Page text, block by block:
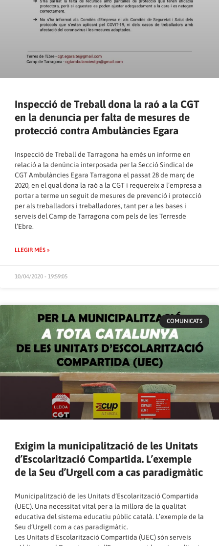
Inspecció de Treball dona la raó a la CGT
en la denuncia per falta de mesures de
protecció contra Ambulàncies Egara
Inspecció de Treball de Tarragona ha emès un informe en
relació a la denúncia interposada per la Secció Sindical de
CGT Ambulàncies Egara Tarragona el passat 28 de març de
2020, en el qual dona la raó a la CGT i requereix a l’empresa a
portar a terme un seguit de mesures de prevenció i protecció
per als treballadors i treballadores, tant per a les bases i
serveis del Camp de Tarragona com pels de les Terresde
l’Ebre.
LLEGIR MÉS »
10/04/2020 - 19:59:05
COMUNICATS
Exigim la municipalització de les Unitats
d’Escolarització Compartida. L’exemple
de la Seu d’Urgell com a cas paradigmàtic
Municipalització de les Unitats d’Escolarització Compartida
(UEC). Una necessitat vital per a la millora de la qualitat
educativa del sistema educatiu públic català. L’exemple de la
Seu d’Urgell com a cas paradigmàtic.
Les Unitats d’Escolarització Compartida (UEC) són serveis